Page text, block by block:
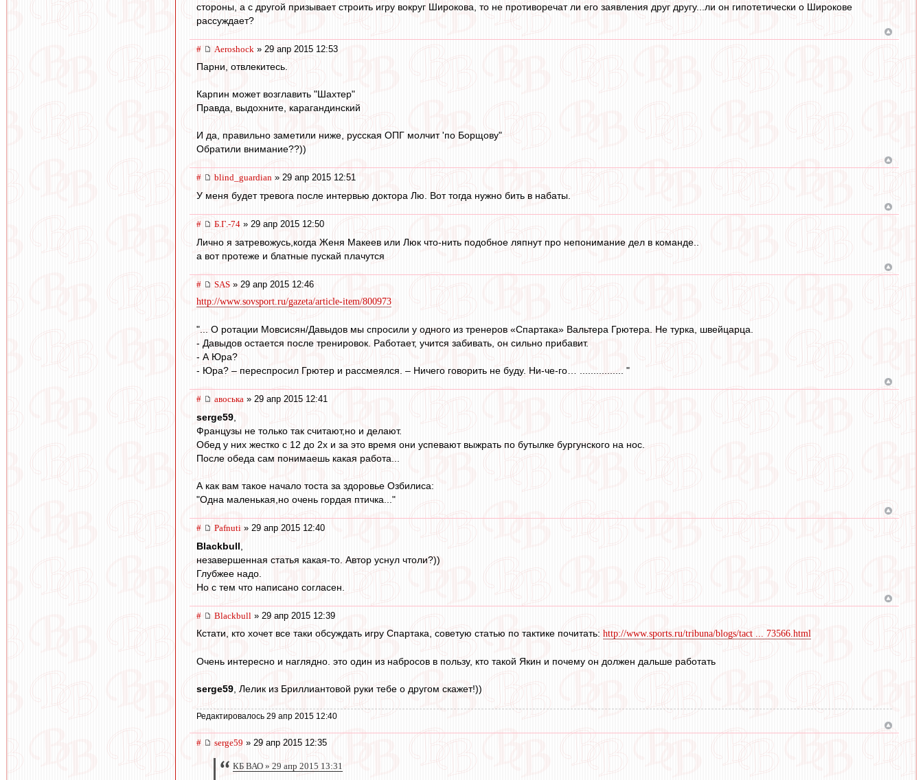
стороны, а с другой призывает строить игру вокруг Широкова, то не противоречат ли его заявления друг другу...ли он гипотетически о Широкове
рассуждает?
# Aeroshock » 29 апр 2015 12:53
Парни, отвлекитесь.
Карпин может возглавить "Шахтер"
Правда, выдохните, карагандинский
И да, правильно заметили ниже, русская ОПГ молчит 'по Борщову"
Обратили внимание??))
# blind_guardian » 29 апр 2015 12:51
У меня будет тревога после интервью доктора Лю. Вот тогда нужно бить в набаты.
# Б.Г.-74 » 29 апр 2015 12:50
Лично я затревожусь,когда Женя Макеев или Люк что-нить подобное ляпнут про непонимание дел в команде..
а вот протеже и блатные пускай плачутся
# SAS » 29 апр 2015 12:46
http://www.sovsport.ru/gazeta/article-item/800973
"... О ротации Мовсисян/Давыдов мы спросили у одного из тренеров «Спартака» Вальтера Грютера. Не турка, швейцарца.
- Давыдов остается после тренировок. Работает, учится забивать, он сильно прибавит.
- А Юра?
- Юра? – переспросил Грютер и рассмеялся. – Ничего говорить не буду. Ни-че-го… ................ "
# авоська » 29 апр 2015 12:41
serge59
Французы не только так считают,но и делают.
Обед у них жестко с 12 до 2х и за это время они успевают выжрать по бутылке бургунского на нос.
После обеда сам понимаешь какая работа...
А как вам такое начало тоста за здоровье Озбилиса:
"Одна маленькая,но очень гордая птичка..."
# Pafnuti » 29 апр 2015 12:40
Blackbull
незавершенная статья какая-то. Автор уснул чтоли?))
Глубжее надо.
Но с тем что написано согласен.
# Blackbull » 29 апр 2015 12:39
Кстати, кто хочет все таки обсуждать игру Спартака, советую статью по тактике почитать: http://www.sports.ru/tribuna/blogs/tact ... 73566.html
Очень интересно и наглядно. это один из набросов в пользу, кто такой Якин и почему он должен дальше работать
serge59, Лелик из Бриллиантовой руки тебе о другом скажет!))
Редактировалось 29 апр 2015 12:40
# serge59 » 29 апр 2015 12:35
КБ ВАО » 29 апр 2015 13:31